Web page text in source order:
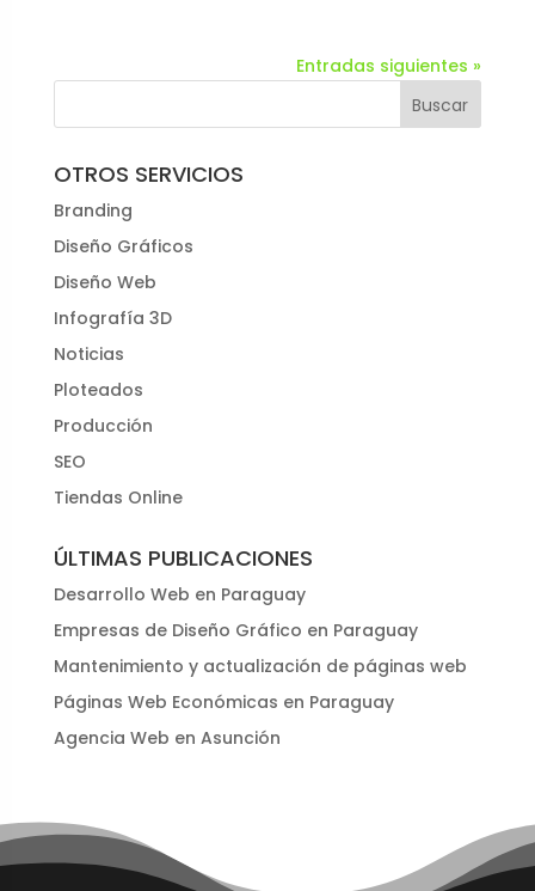
Entradas siguientes »
OTROS SERVICIOS
Branding
Diseño Gráficos
Diseño Web
Infografía 3D
Noticias
Ploteados
Producción
SEO
Tiendas Online
ÚLTIMAS PUBLICACIONES
Desarrollo Web en Paraguay
Empresas de Diseño Gráfico en Paraguay
Mantenimiento y actualización de páginas web
Páginas Web Económicas en Paraguay
Agencia Web en Asunción